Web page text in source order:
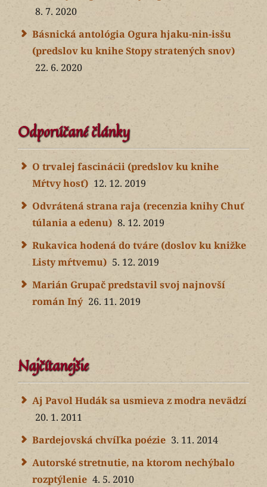
8. 7. 2020
Básnická antológia Ogura hjaku-nin-isšu
(predslov ku knihe Stopy stratených snov)
22. 6. 2020
Odporúčané články
O trvalej fascinácii (predslov ku knihe
Mŕtvy hosť) 12. 12. 2019
Odvrátená strana raja (recenzia knihy Chuť
túlania a edenu) 8. 12. 2019
Rukavica hodená do tváre (doslov ku knižke
Listy mŕtvemu) 5. 12. 2019
Marián Grupač predstavil svoj najnovší
román Iný 26. 11. 2019
Najčítanejšie
Aj Pavol Hudák sa usmieva z modra nevädzí
20. 1. 2011
Bardejovská chvíľka poézie 3. 11. 2014
Autorské stretnutie, na ktorom nechýbalo
rozptýlenie 4. 5. 2010